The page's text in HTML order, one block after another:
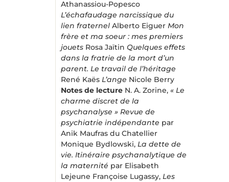
Athanassiou-Popesco
L’échafaudage narcissique du
lien fraternel Alberto Eiguer Mon
frère et ma soeur : mes premiers
jouets Rosa Jaïtin Quelques effets
dans la fratrie de la mort d’un
parent. Le travail de l’héritage
René Kaës L’ange Nicole Berry
Notes de lectureN. A. Zorine, « Le
charme discret de la
psychanalyse » Revue de
psychiatrie indépendante par
Anik Maufras du Chatellier
Monique Bydlowski, La dette de
vie. Itinéraire psychanalytique de
la maternité par Elisabeth
Lejeune Françoise Lugassy, Les